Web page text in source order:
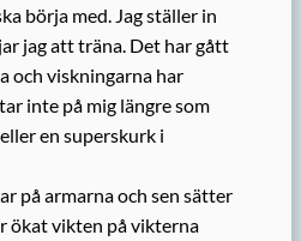
börja med. Jag ställer in
jag att träna. Det har gått
och viskningarna har
inte på mig längre som
en superskurk i
på armarna och sen sätter
ökat vikten på vikterna